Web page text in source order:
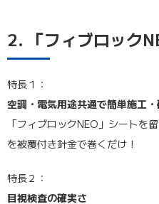
2. 「フィブロック
特長１：
空調・電気用途共通で簡単施工
「フィブロックNEO」シートを
を被覆付き針金で巻くだけ！
特長２：
目視検査の確実さ